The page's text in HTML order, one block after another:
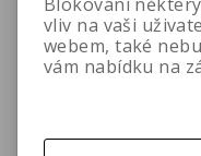
Max SPL: 125dB
Délka kabelu:
Pozice
Obsah balení
vliv na vaši
webem, také
vám nabídku na